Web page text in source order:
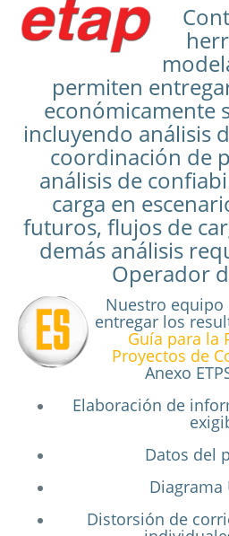
permiten
económicamente
incluyendo análisis
coordinación de
análisis de
carga en
futuros, flujos de
demás análisis
Operador
Nuestro equipo
entregar los
Guía para la
Proyectos de
Anexo
Elaboración de
Datos del
Diagrama
Distorsión de